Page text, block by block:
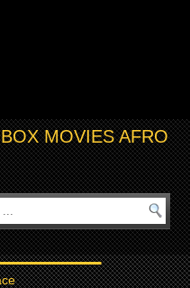
BOX MOVIES AFRO